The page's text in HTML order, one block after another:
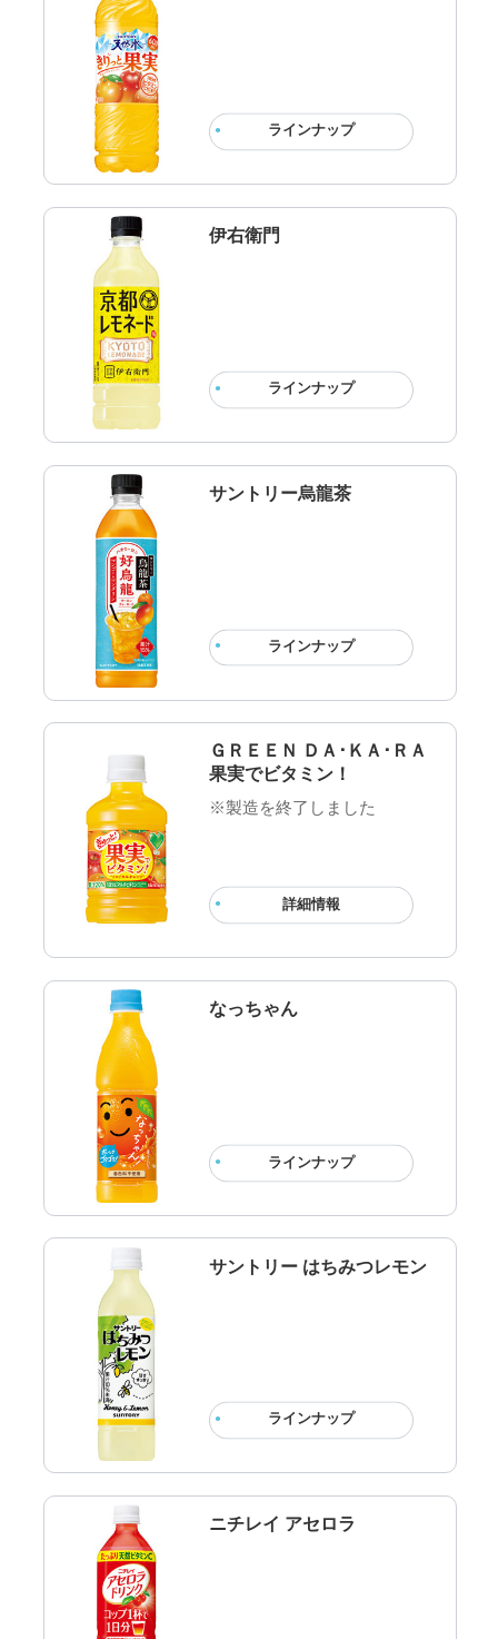
ラインナップ
伊右衛門
ラインナップ
サントリー烏龍茶
ラインナップ
ＧＲＥＥＮ ＤＡ･ＫＡ･ＲＡ
果実でビタミン！
※製造を終了しました
詳細情報
なっちゃん
ラインナップ
サントリー はちみつレモン
ラインナップ
ニチレイ アセロラ